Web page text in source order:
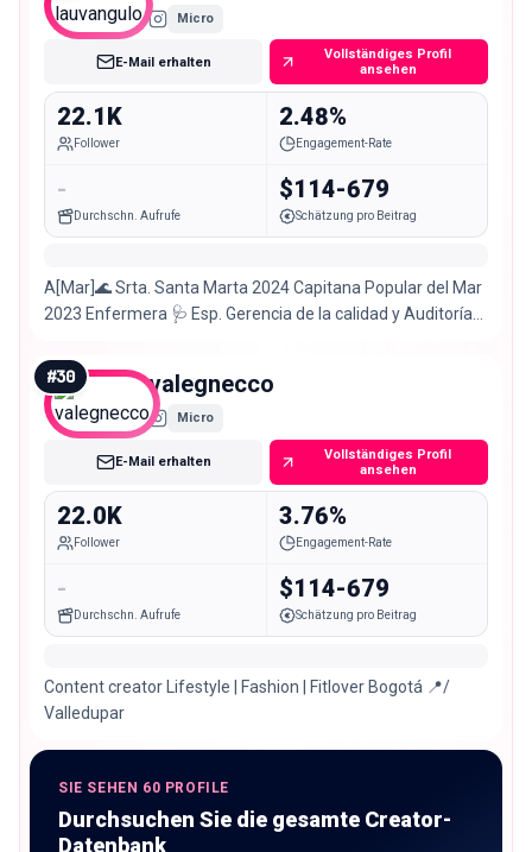
Micro
E-Mail erhalten
Vollständiges Profil
ansehen
22.1K
Follower
2.48%
Engagement-Rate
-
Durchschn. Aufrufe
$114-679
Schätzung pro Beitrag
A[Mar]🌊 Srta. Santa Marta 2024 Capitana Popular del Mar
2023 Enfermera 🩺 Esp. Gerencia de la calidad y Auditoría
#30 valegnecco
Micro
E-Mail erhalten
Vollständiges Profil
ansehen
22.0K
Follower
3.76%
Engagement-Rate
-
Durchschn. Aufrufe
$114-679
Schätzung pro Beitrag
Content creator Lifestyle | Fashion | Fitlover Bogotá 📍/
Valledupar
SIE SEHEN 60 PROFILE
Durchsuchen Sie die gesamte Creator-
Datenbank